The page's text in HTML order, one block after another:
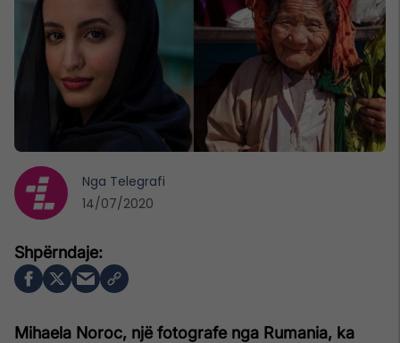
Mihaela Noroc, një fotografe nga Rumania, ka
Nga Telegrafi
14/07/2020